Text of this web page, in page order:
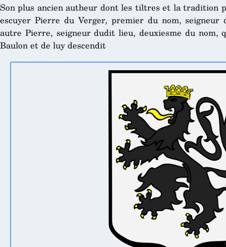
Son plus ancien autheur dont les tiltres et la tradition
escuyer Pierre du Verger, premier du nom, seigneur
autre Pierre, seigneur dudit lieu, deuxiesme du nom,
Baulon et de luy descendit